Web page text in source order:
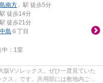
南方 」駅 徒歩5分
駅 徒歩14分
駅 徒歩21分
島 ６丁目
： 1室
阪Vソレックス。ぜひ一度見ていた
ス」です。共用部には敷地内ごみ